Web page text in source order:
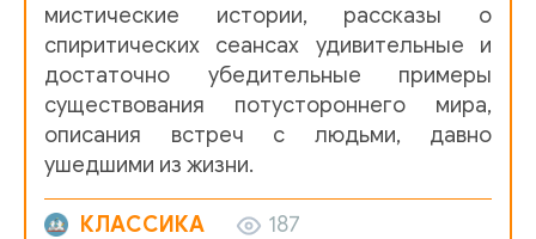
мистические истории, рассказы о
спиритических сеансах удивительные и
достаточно убедительные примеры
существования потустороннего мира,
описания встреч с людьми, давно
ушедшими из жизни.
КЛАССИКА
187